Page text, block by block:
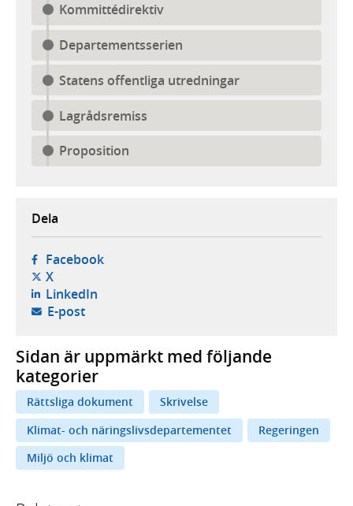
Kommittédirektiv
Departementsserien
Statens offentliga utredningar
Lagrådsremiss
Proposition
Dela
Facebook- öppnas i ny flik, extern webbplats,
X- öppnas i ny flik, extern webbplats,
LinkedIn- öppnas i ny flik, extern webbplats,
E-post- öppnar din e-postklient,
Sidan är uppmärkt med följande
kategorier
Rättsliga dokument
Skrivelse
Klimat- och näringslivsdepartementet
Regeringen
Miljö och klimat